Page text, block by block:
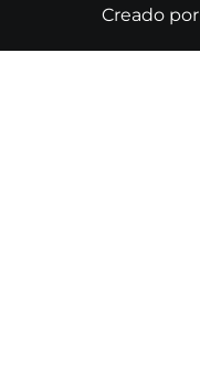
Creado por